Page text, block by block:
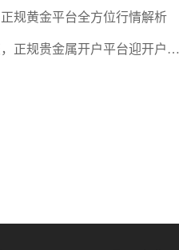
规黄金平台全方位行情解析
正规贵金属开户平台迎开户热